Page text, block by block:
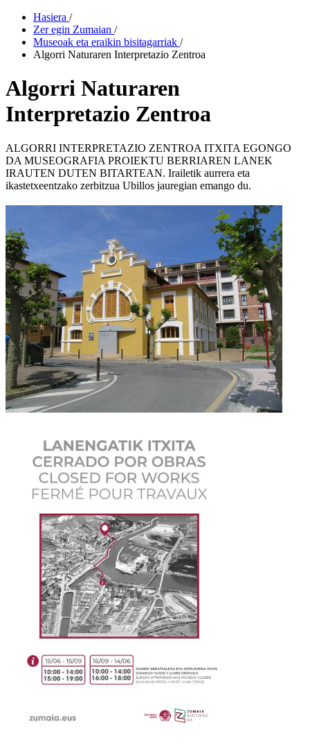
Hasiera /
Zer egin Zumaian /
Museoak eta eraikin bisitagarriak /
Algorri Naturaren Interpretazio Zentroa
Algorri Naturaren
Interpretazio Zentroa
ALGORRI INTERPRETAZIO ZENTROA ITXITA EGONGO
DA MUSEOGRAFIA PROIEKTU BERRIAREN LANEK
IRAUTEN DUTEN BITARTEAN. Irailetik aurrera eta
ikastetxeentzako zerbitzua Ubillos jauregian emango du.